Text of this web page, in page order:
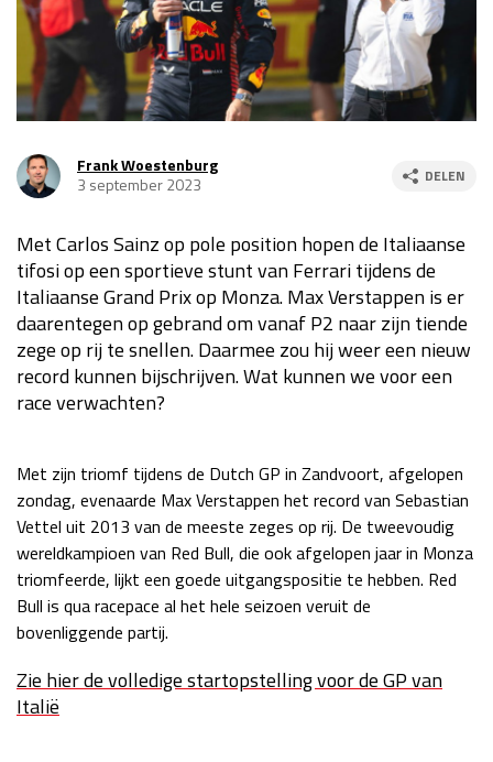
Race
za 13:00 - 15:00
GP VERENIGDE STATEN 2026 23 - 25 okt
Race
zo 21:00 - 23:00
GP MEXICO 2026 30 okt - 01 nov
Kwalificatie
za 22:00 - 23:00
Race
zo 21:00 - 23:00
GP SÃO PAULO 2026 06 - 08 nov
Kwalificatie
za 19:00 - 20:00
Race
zo 18:00 - 20:00
Kwalificatie
za 05:00 - 06:00
Race
zo 05:00 - 07:00
GP ABU DHABI 2026 04 - 06 dec
Kwalificatie
Race
zo 14:00 - 16:00
Frank Woestenburg
3 september 2023
DELEN
Met Carlos Sainz op pole position hopen de Italiaanse
tifosi op een sportieve stunt van Ferrari tijdens de
Italiaanse Grand Prix op Monza. Max Verstappen is er
daarentegen op gebrand om vanaf P2 naar zijn tiende
zege op rij te snellen. Daarmee zou hij weer een nieuw
record kunnen bijschrijven. Wat kunnen we voor een
race verwachten?
Met zijn triomf tijdens de Dutch GP in Zandvoort, afgelopen
zondag, evenaarde Max Verstappen het record van Sebastian
Vettel uit 2013 van de meeste zeges op rij. De tweevoudig
wereldkampioen van Red Bull, die ook afgelopen jaar in Monza
triomfeerde, lijkt een goede uitgangspositie te hebben. Red
Bull is qua racepace al het hele seizoen veruit de
bovenliggende partij.
Zie hier de volledige startopstelling voor de GP van
Italië